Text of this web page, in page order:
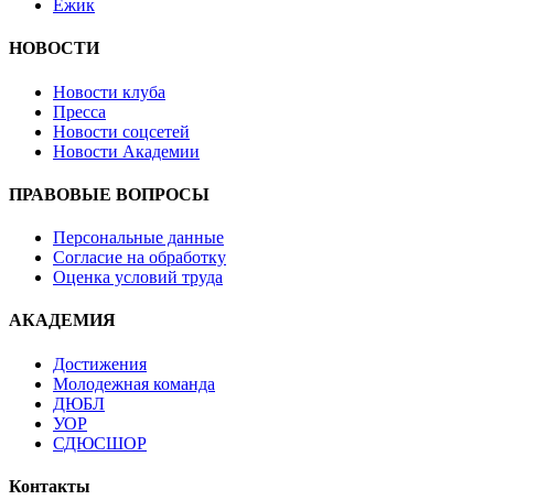
Ёжик
НОВОСТИ
Новости клуба
Пресса
Новости соцсетей
Новости Академии
ПРАВОВЫЕ ВОПРОСЫ
Персональные данные
Согласие на обработку
Оценка условий труда
АКАДЕМИЯ
Достижения
Молодежная команда
ДЮБЛ
УОР
СДЮСШОР
Контакты